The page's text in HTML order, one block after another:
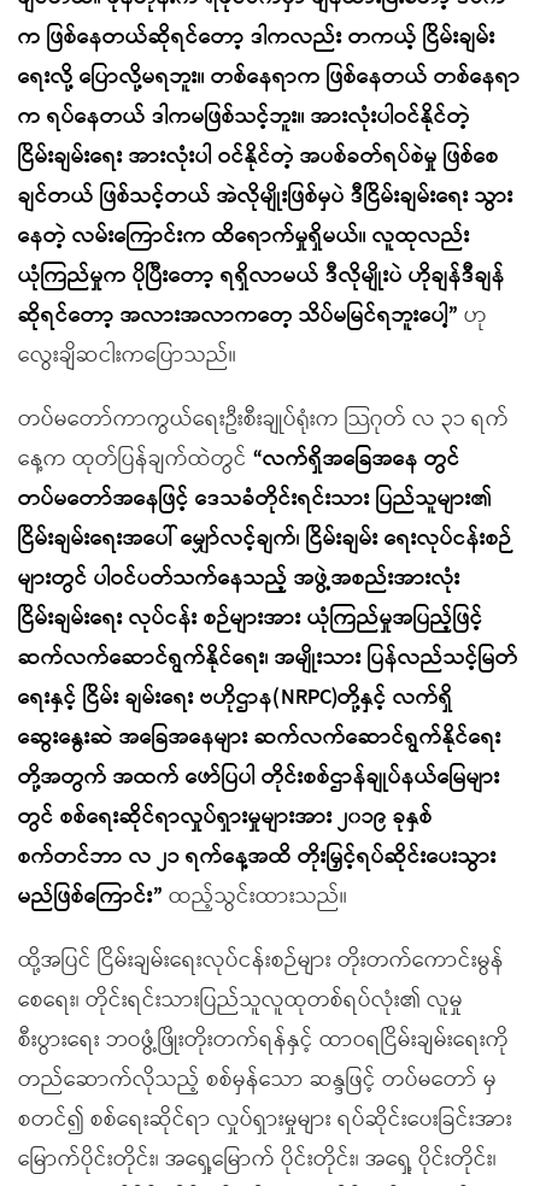
က ဖြစ်နေတယ်ဆိုရင်တော့ ဒါကလည်း တကယ့် ငြိမ်းချမ်း
ရေးလို့ ပြောလို့မရဘူး။ တစ်နေရာက ဖြစ်နေတယ် တစ်နေရာ
က ရပ်နေတယ် ဒါကမဖြစ်သင့်ဘူး။ အားလုံးပါဝင်နိုင်တဲ့
ငြိမ်းချမ်းရေး အားလုံးပါ ဝင်နိုင်တဲ့ အပစ်ခတ်ရပ်စဲမှု ဖြစ်စေ
ချင်တယ် ဖြစ်သင့်တယ် အဲလိုမျိုးဖြစ်မှပဲ ဒီငြိမ်းချမ်းရေး သွား
နေတဲ့ လမ်းကြောင်းက ထိရောက်မှုရှိမယ်။ လူထုလည်း
ယုံကြည်မှုက ပိုပြီးတော့ ရရှိလာမယ် ဒီလိုမျိုးပဲ ဟိုချန်ဒီချန်
ဆိုရင်တော့ အလားအလာကတေ့ သိပ်မမြင်ရဘူးပေါ့” ဟု
လွေးချိဆငါးကပြောသည်။
တပ်မတော်ကာကွယ်ရေးဦးစီးချုပ်ရုံးက သြဂုတ် လ ၃၁ ရက်
နေ့က ထုတ်ပြန်ချက်ထဲတွင် “လက်ရှိအခြေအနေ တွင်
တပ်မတော်အနေဖြင့် ဒေသခံတိုင်းရင်းသား ပြည်သူများ၏
ငြိမ်းချမ်းရေးအပေါ် မျှော်လင့်ချက်၊ ငြိမ်းချမ်း ရေးလုပ်ငန်းစဉ်
များတွင် ပါဝင်ပတ်သက်နေသည့် အဖွဲ့အစည်းအားလုံး
ငြိမ်းချမ်းရေး လုပ်ငန်း စဉ်များအား ယုံကြည်မှုအပြည့်ဖြင့်
ဆက်လက်ဆောင်ရွက်နိုင်ရေး၊ အမျိုးသား ပြန်လည်သင့်မြတ်
ရေးနှင့် ငြိမ်း ချမ်းရေး ဗဟိုဌာန(NRPC)တို့နှင့် လက်ရှိ
ဆွေးနွေးဆဲ အခြေအနေများ ဆက်လက်ဆောင်ရွက်နိုင်ရေး
တို့အတွက် အထက် ဖော်ပြပါ တိုင်းစစ်ဌာန်ချုပ်နယ်မြေများ
တွင် စစ်ရေးဆိုင်ရာလှုပ်ရှားမှုများအား ၂၀၁၉ ခုနှစ်
စက်တင်ဘာ လ ၂၁ ရက်နေ့အထိ တိုးမြှင့်ရပ်ဆိုင်းပေးသွား
မည်ဖြစ်ကြောင်း” ထည့်သွင်းထားသည်။
ထို့အပြင် ငြိမ်းချမ်းရေးလုပ်ငန်းစဉ်များ တိုးတက်ကောင်းမွန်
စေရေး၊ တိုင်းရင်းသားပြည်သူလူထုတစ်ရပ်လုံး၏ လူမှု
စီးပွားရေး ဘဝဖွံ့ဖြိုးတိုးတက်ရန်နှင့် ထာဝရငြိမ်းချမ်းရေးကို
တည်ဆောက်လိုသည့် စစ်မှန်သော ဆန္ဒဖြင့် တပ်မတော် မှ
စတင်၍ စစ်ရေးဆိုင်ရာ လှုပ်ရှားမှုများ ရပ်ဆိုင်းပေးခြင်းအား
မြောက်ပိုင်းတိုင်း၊ အရှေ့မြောက် ပိုင်းတိုင်း၊ အရှေ့ ပိုင်းတိုင်း၊